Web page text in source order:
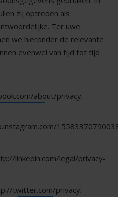
zij optreden als
Ter uwe
we hieronder de relevante
evenwel van tijd tot tijd
about/privacy;
linkedin.com/legal/privacy-
twitter.com/privacy;